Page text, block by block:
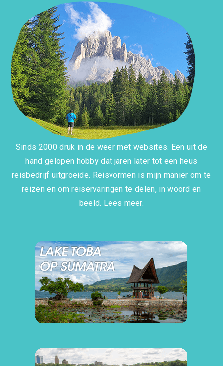
Sinds 2000 druk in de weer met websites. Een uit de
hand gelopen hobby dat jaren later tot een heus
reisbedrijf uitgroeide. Reisvormen is mijn manier om te
reizen en om reiservaringen te delen, in woord en
beeld. Lees meer.